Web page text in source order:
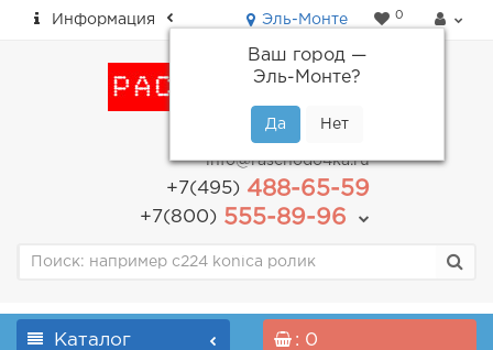
Информация Эль-Монте
Ваш город —
Эль-Монте?
0
пн-пт: с 9.00 до 18.00
info@raschodo4ka.ru
+7(495)488-65-59
+7(800)555-89-96
Каталог : 0